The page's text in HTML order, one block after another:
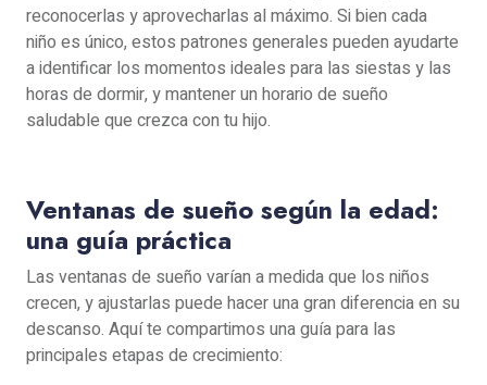
reconocerlas y aprovecharlas al máximo. Si bien cada
niño es único, estos patrones generales pueden ayudarte
a identificar los momentos ideales para las siestas y las
horas de dormir, y mantener un horario de sueño
saludable que crezca con tu hijo.
Ventanas de sueño según la edad:
una guía práctica
Las ventanas de sueño varían a medida que los niños
crecen, y ajustarlas puede hacer una gran diferencia en su
descanso. Aquí te compartimos una guía para las
principales etapas de crecimiento: